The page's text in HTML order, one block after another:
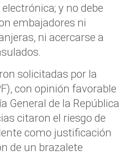
y no debe
embajadores ni
ni acercarse a
solicitadas por la
con opinión favorable
General de la República
citaron el riesgo de
como justificación
de un brazalete